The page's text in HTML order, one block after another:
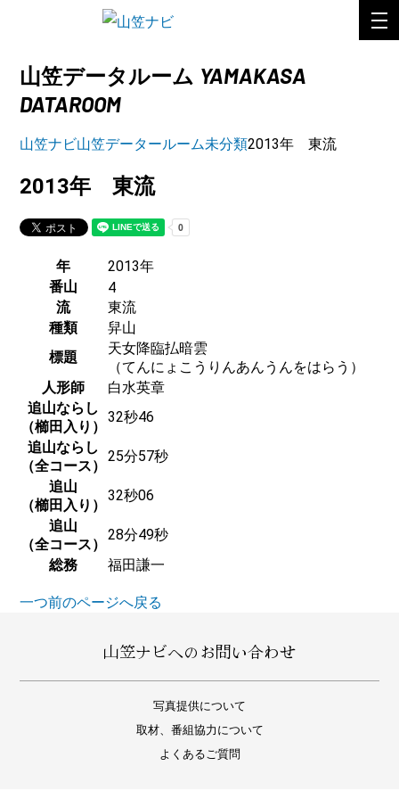
山笠データルーム YAMAKASA
DATAROOM
山笠ナビ山笠データールーム未分類2013年 東流
2013年 東流
年
2013年
番山
4
流
東流
種類
舁山
標題
天女降臨払暗雲
（てんにょこうりんあんうんをはらう）
人形師
白水英章
追山ならし
（櫛田入り）
32秒46
追山ならし
（全コース）
25分57秒
追山
（櫛田入り）
32秒06
追山
（全コース）
28分49秒
総務
福田謙一
一つ前のページへ戻る
山笠ナビへのお問い合わせ
写真提供について
取材、番組協力について
よくあるご質問